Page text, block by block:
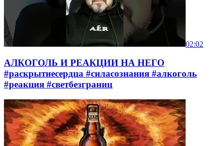
02:02
АЛКОГОЛЬ И РЕАКЦИИ НА НЕГО
#раскрытиесердца #силасознания #алкоголь
#реакция #светбезграниц